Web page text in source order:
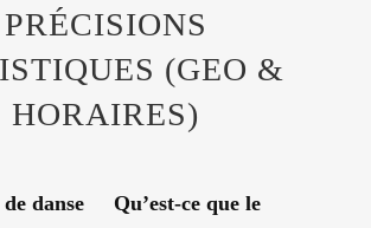
PRÉCISIONS
(GEO &
HORAIRES)
danse
Qu’est-ce que le